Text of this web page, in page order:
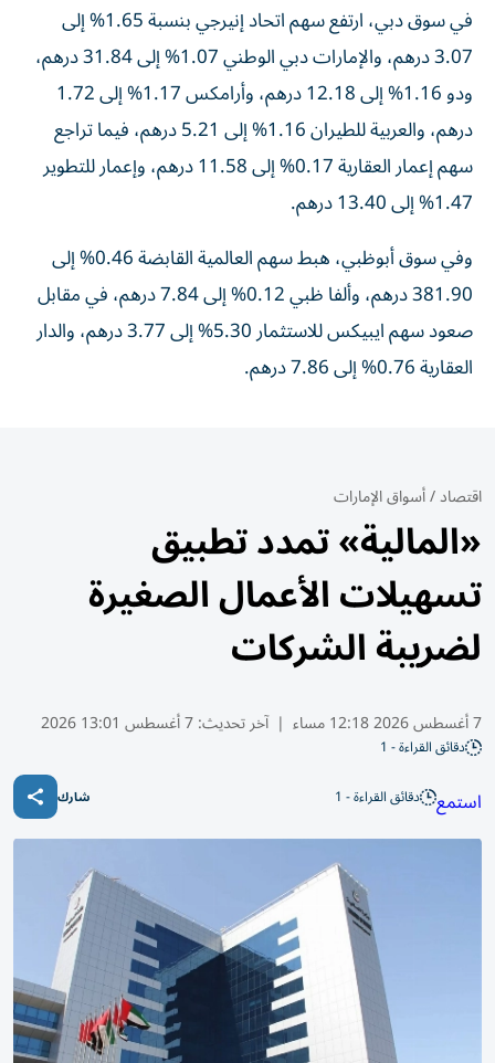
في سوق دبي، ارتفع سهم اتحاد إنيرجي بنسبة 1.65% إلى
3.07 درهم، والإمارات دبي الوطني 1.07% إلى 31.84 درهم،
ودو 1.16% إلى 12.18 درهم، وأرامكس 1.17% إلى 1.72
درهم، والعربية للطيران 1.16% إلى 5.21 درهم، فيما تراجع
سهم إعمار العقارية 0.17% إلى 11.58 درهم، وإعمار للتطوير
1.47% إلى 13.40 درهم.
وفي سوق أبوظبي، هبط سهم العالمية القابضة 0.46% إلى
381.90 درهم، وألفا ظبي 0.12% إلى 7.84 درهم، في مقابل
صعود سهم ايبيكس للاستثمار 5.30% إلى 3.77 درهم، والدار
العقارية 0.76% إلى 7.86 درهم.
اقتصاد/أسواق الإمارات
«المالية» تمدد تطبيق
تسهيلات الأعمال الصغيرة
لضريبة الشركات
7 أغسطس 2026 12:18 مساء | آخر تحديث:7 أغسطس 13:01 2026
دقائق القراءة - 1
استمع دقائق القراءة - 1 شارك